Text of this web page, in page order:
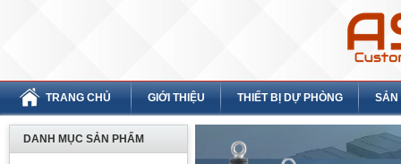
TRANG CHỦ GIỚI THIỆU THIẾT BỊ DỰ PHÒNG SẢN
DANH MỤC SẢN PHẨM